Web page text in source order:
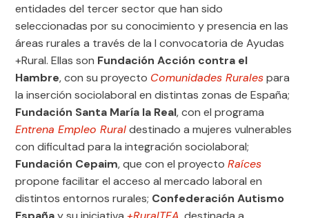
entidades del tercer sector que han sido
seleccionadas por su conocimiento y presencia en las
áreas rurales a través de la I convocatoria de Ayudas
+Rural. Ellas son Fundación Acción contra el
Hambre, con su proyecto Comunidades Ruralespara
la inserción sociolaboral en distintas zonas de España;
Fundación Santa María la Real, con el programa
Entrena Empleo Ruraldestinado a mujeres vulnerables
con dificultad para la integración sociolaboral;
Fundación Cepaim, que con el proyectoRaíces
propone facilitar el acceso al mercado laboral en
distintos entornos rurales; Confederación Autismo